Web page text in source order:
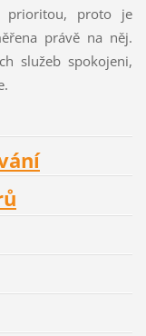
prioritou, proto je
právě na něj.
služeb spokojeni,